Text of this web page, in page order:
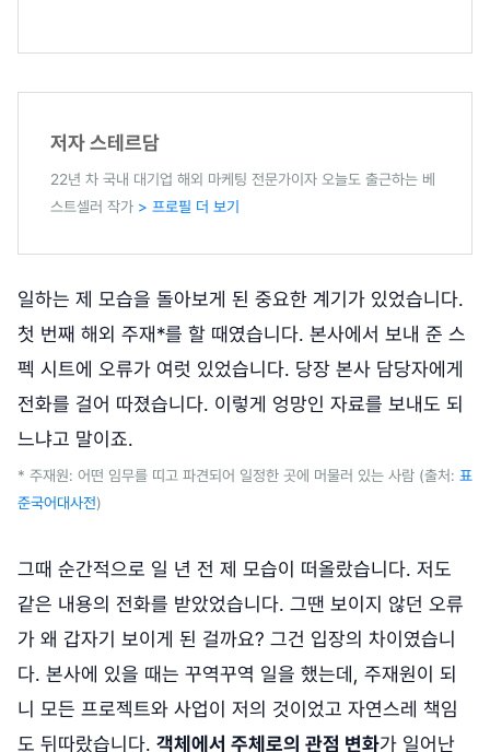
저자 스테르담
22년 차 국내 대기업 해외 마케팅 전문가이자 오늘도 출근하는 베
스트셀러 작가 > 프로필 더 보기
일하는 제 모습을 돌아보게 된 중요한 계기가 있었습니다.
첫 번째 해외 주재*를 할 때였습니다. 본사에서 보내 준 스
펙 시트에 오류가 여럿 있었습니다. 당장 본사 담당자에게
전화를 걸어 따졌습니다. 이렇게 엉망인 자료를 보내도 되
느냐고 말이죠.
* 주재원: 어떤 임무를 띠고 파견되어 일정한 곳에 머물러 있는 사람 (출처: 표
준국어대사전)
그때 순간적으로 일 년 전 제 모습이 떠올랐습니다. 저도
같은 내용의 전화를 받았었습니다. 그땐 보이지 않던 오류
가 왜 갑자기 보이게 된 걸까요? 그건 입장의 차이였습니
다. 본사에 있을 때는 꾸역꾸역 일을 했는데, 주재원이 되
니 모든 프로젝트와 사업이 저의 것이었고 자연스레 책임
도 뒤따랐습니다. 객체에서 주체로의 관점 변화가 일어난